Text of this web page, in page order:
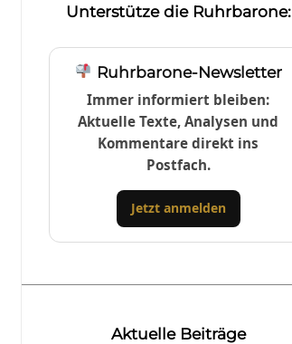
Unterstütze die Ruhrbarone:
Ruhrbarone-Newsletter
Immer informiert bleiben:
Aktuelle Texte, Analysen und
Kommentare direkt ins
Postfach.
Jetzt anmelden
Aktuelle Beiträge